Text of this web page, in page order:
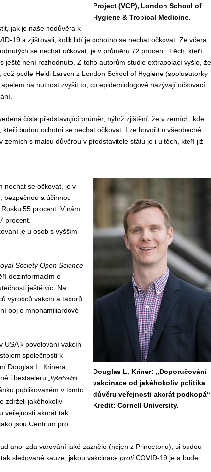
Project (VCP), London School of
Hygiene & Tropical Medicine.
t, jak je naše nedůvěra k
19 a zjišťovali, kolik lidí je ochotno se nechat očkovat. Zevčera
se nechat očkovat, je v průměru 72 procent. Těch, kteří
ještě není rozhodnuto. Z toho autorům studie extrapolací vyšlo, že
což podle Heidi Larson z London School of Hygiene (spoluautorky
apelem na nutnost zvýšitto, co epidemiologové nazývají očkovací
čísla představující průměr, nýbrž zjištění, že vzemích, kde
kteří budou ochotni se nechatočkovat. Lze hovořito všeobecné
v zemích s malou důvěrou v představitele státu je i u těch, kteří již
Douglas L. Kriner: „Doporučování
vakcinace od jakéhokoliv politika
důvěru veřejnosti akorát podkopá“.
Kredit: Cornell University.
nechat se očkovat, je v
bezpečnou a účinnou
55 procent. V nám
procent.
je u osob s vyšším
Society Open Science
dezinformacím o
ještě víc. Na
výrobců vakcín a táborů
boj o mnohamiliardové
v USA k povolování vakcín
společnosti k
í Douglas L. Krinera,
ibestseleru
Vyšetřování
publikovaném v tomto
zdrželi jakéhokoliv
veřejnosti akorát tak
jako jsou Centrum pro
ano, zda varování jakézaznělo (nejen z Princetonu) si budou
sledované kauze, jakou vakcinace protiCOVID-19 je a bude.